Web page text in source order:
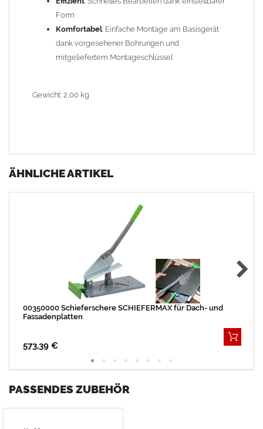
Form
Komfortabel: Einfache Montage am Basisgerät
dank vorgesehener Bohrungen und
mitgeliefertem Montageschlüssel
Gewicht: 2,00 kg
ÄHNLICHE ARTIKEL
00350000 Schieferschere SCHIEFERMAX für Dach- und
Fassadenplatten
573,39 €
PASSENDES ZUBEHÖR